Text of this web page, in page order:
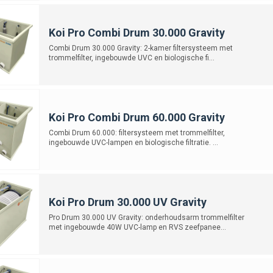
op de opgegeven capaciteit: kies altijd een set die berekend is op een
de visbezetting: een vijver met koi vraagt om een zwaardere set dan een
of de UVC lamp eenvoudig te vervangen is en of er onderdelen los
een energiezuinige pomp; deze draait vaak 24/7 en kan veel stroom
en vaak ook een voordelige prijs. Met de juiste set heb je binnen
houdt. Voor de meeste vijverliefhebbers vormen complete sets dan
Koi Pro Combi Drum 30.000 Gravity
Combi Drum 30.000 Gravity: 2-kamer filtersysteem met
trommelfilter, ingebouwde UVC en biologische fi...
Koi Pro Combi Drum 60.000 Gravity
Combi Drum 60.000: filtersysteem met trommelfilter,
ingebouwde UVC-lampen en biologische filtratie. ...
Koi Pro Drum 30.000 UV Gravity
Pro Drum 30.000 UV Gravity: onderhoudsarm trommelfilter
met ingebouwde 40W UVC-lamp en RVS zeefpanee...